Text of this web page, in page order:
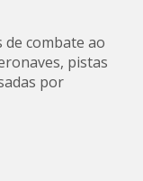
de combate ao
pistas
por